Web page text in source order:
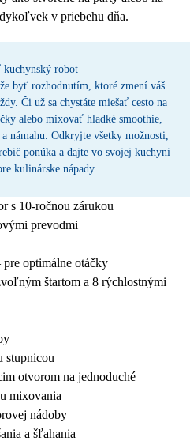
v priebehu dňa.
robot
byť rozhodnutím, ktoré zmení váš
Či už sa chystáte miešať cesto na
alebo mixovať hladké smoothie,
námahu. Odkryjte všetky možnosti,
ponúka a dajte vo svojej kuchyni
kulinárske nápady.
s 10-ročnou zárukou
prevodmi
optimálne otáčky
štartom a 8 rýchlostnými
stupnicou
otvorom na jednoduché
mixovania
nádoby
a šľahania